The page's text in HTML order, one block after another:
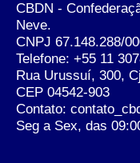
CBDN -
Neve.
CNPJ 67.148.288/
Telefone: +55 11
Rua Urussuí, 300,
CEP 04542-903
Contato:
Seg a Sex, das